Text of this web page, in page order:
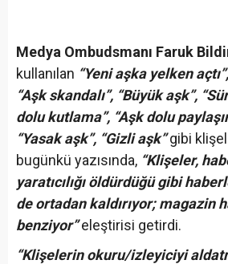
Medya Ombudsmanı Faruk
kullanılan “Yeni aşka yelken
“Aşk skandalı”, “Büyük aşk”,
dolu kutlama”, “Aşk dolu
“Yasak aşk”, “Gizli aşk”gibi
bugünkü yazısında, “Klişeler,
yaratıcılığı öldürdüğü gibi
de ortadan kaldırıyor; magazin
benziyor”eleştirisi getirdi.
“Klişelerin okuru/izleyiciyi